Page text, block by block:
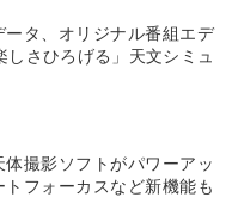
タ、オリジナル番組エデ
しさひろげる」天文シミュ
撮影ソフトがパワーアッ
フォーカスなど新機能も